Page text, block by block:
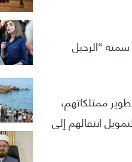
“الرحيل
ممتلكاتهم،
انتقالهم إلى